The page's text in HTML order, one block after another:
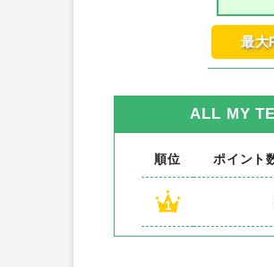
最大
ALL MY
順位 ポイント